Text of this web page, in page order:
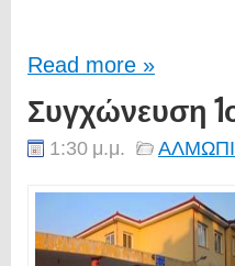
Read more »
Συγχώνευση
1:30 μ.μ.